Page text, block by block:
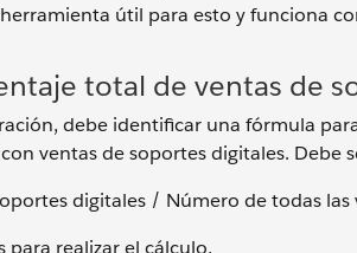
útil para esto y funciona
total de ventas de
debe identificar una fórmula
ventas de soportes digitales. Debe
digitales / Número de todas las
para realizar el cálculo.